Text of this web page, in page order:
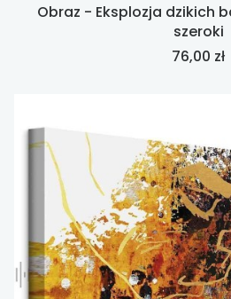
Obraz - Eksplozja dzikich
szeroki
Cena
76,00 zł